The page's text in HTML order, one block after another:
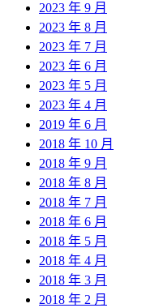
2023 年 9 月
2023 年 8 月
2023 年 7 月
2023 年 6 月
2023 年 5 月
2023 年 4 月
2019 年 6 月
2018 年 10 月
2018 年 9 月
2018 年 8 月
2018 年 7 月
2018 年 6 月
2018 年 5 月
2018 年 4 月
2018 年 3 月
2018 年 2 月